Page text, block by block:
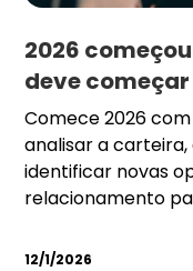
2026
deve começar
Comece 2026
analisar a
identificar novas
relacionamento
12/1/2026